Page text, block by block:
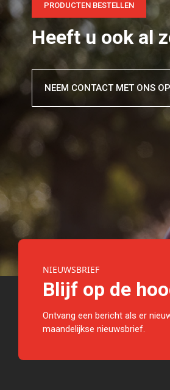
PRODUCTEN BESTELLEN
Heeft u ook al
NEEM CONTACT MET ONS OP
NIEUWSBRIEF
Blijf op de
Ontvang een bericht als er
maandelijkse nieuwsbrief.